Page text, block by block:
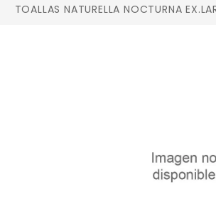
TOALLAS NATURELLA NOCTURNA